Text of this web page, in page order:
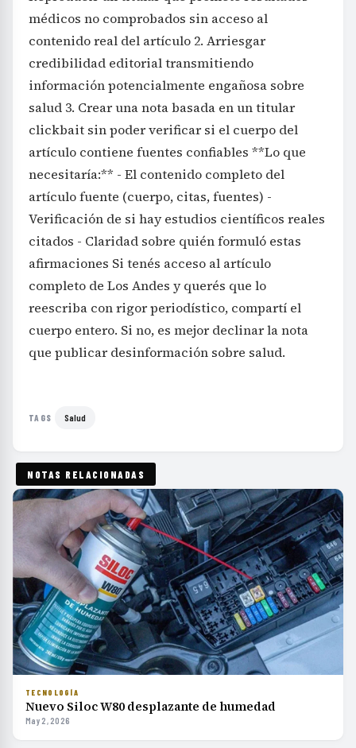
médicos no comprobados sin acceso al
contenido real del artículo 2. Arriesgar
credibilidad editorial transmitiendo
información potencialmente engañosa sobre
salud 3. Crear una nota basada en un titular
clickbait sin poder verificar si el cuerpo del
artículo contiene fuentes confiables **Lo que
necesitaría:** - El contenido completo del
artículo fuente (cuerpo, citas, fuentes) -
Verificación de si hay estudios científicos reales
citados - Claridad sobre quién formuló estas
afirmaciones Si tenés acceso al artículo
completo de Los Andes y querés que lo
reescriba con rigor periodístico, compartí el
cuerpo entero. Si no, es mejor declinar la nota
que publicar desinformación sobre salud.
TAGS Salud
NOTAS RELACIONADAS
TECNOLOGÍA
Nuevo Siloc W80 desplazante de humedad
May 2, 2026